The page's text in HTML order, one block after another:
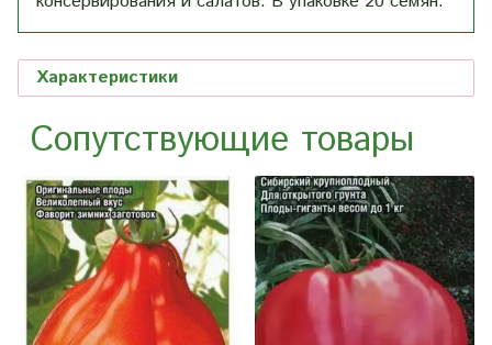
Характеристики
Сопутствующие товары